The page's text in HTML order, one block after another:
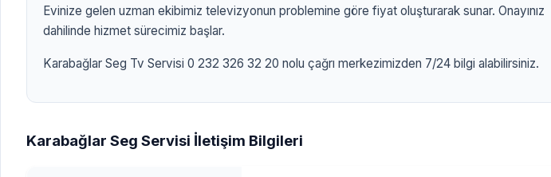
Evinize gelen uzman ekibimiz televizyonun problemine göre fiyat oluşturarak sunar. Onayınız
dahilinde hizmet sürecimiz başlar.
Karabağlar Seg Tv Servisi 0 232 326 32 20 nolu çağrı merkezimizden 7/24 bilgi alabilirsiniz.
Karabağlar Seg Servisi İletişim Bilgileri